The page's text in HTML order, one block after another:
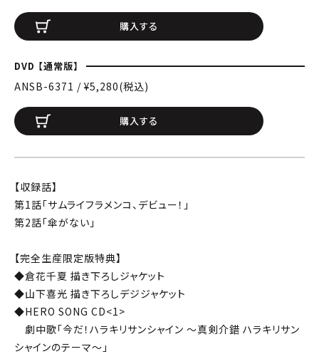
購入する
DVD 【通常版】
ANSB-6371 / ¥5,280(税込)
購入する
【収録話】
第1話「サムライフラメンコ、デビュー！」
第2話「傘がない」
【完全生産限定版特典】
◆倉花千夏 描き下ろしジャケット
◆山下喜光 描き下ろしデジジャケット
◆HERO SONG CD<1>
劇中歌「今だ！ハラキリサンシャイン ～真剣介錯 ハラキリサン
シャインのテーマ～」